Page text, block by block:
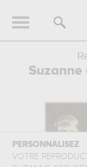
PERSONNALISEZ
VOTRE